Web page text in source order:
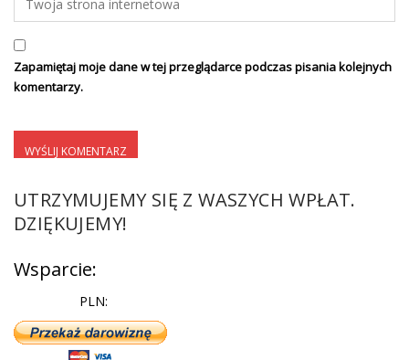
Zapamiętaj moje dane w tej przeglądarce podczas pisania kolejnych
komentarzy.
UTRZYMUJEMY SIĘ Z WASZYCH WPŁAT.
DZIĘKUJEMY!
Wsparcie:
PLN: